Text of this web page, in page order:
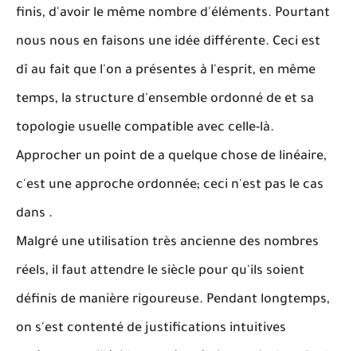
finis, d'avoir le même nombre d'éléments. Pourtant
nous nous en faisons une idée différente. Ceci est
dî au fait que l'on a présentes à l'esprit, en même
temps, la structure d'ensemble ordonné de et sa
topologie usuelle compatible avec celle-là.
Approcher un point de a quelque chose de linéaire,
c'est une approche ordonnée; ceci n'est pas le cas
dans .
Malgré une utilisation très ancienne des nombres
réels, il faut attendre le siècle pour qu'ils soient
définis de manière rigoureuse. Pendant longtemps,
on s'est contenté de justifications intuitives